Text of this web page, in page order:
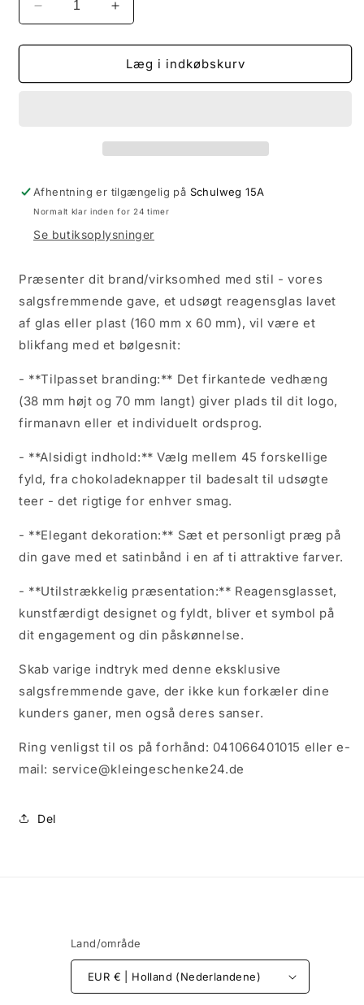
Reducer
antallet
for
af
Personlige
reagensglas
til
Øg
antallet
for
Kopi
af
Personlige
reagensglas
til
Læg i indkøbskurv
Afhentning er tilgængelig på Schulweg 15A
Normalt klar inden for 24 timer
Se butiksoplysninger
Præsenter dit brand/virksomhed med stil - vores
salgsfremmende gave, et udsøgt reagensglas lavet
af glas eller plast (160 mm x 60 mm), vil være et
blikfang med et bølgesnit:
- **Tilpasset branding:** Det firkantede vedhæng
(38 mm højt og 70 mm langt) giver plads til dit logo,
firmanavn eller et individuelt ordsprog.
- **Alsidigt indhold:** Vælg mellem 45 forskellige
fyld, fra chokoladeknapper til badesalt til udsøgte
teer - det rigtige for enhver smag.
- **Elegant dekoration:** Sæt et personligt præg på
din gave med et satinbånd i en af ​​ti attraktive farver.
- **Utilstrækkelig præsentation:** Reagensglasset,
kunstfærdigt designet og fyldt, bliver et symbol på
dit engagement og din påskønnelse.
Skab varige indtryk med denne eksklusive
salgsfremmende gave, der ikke kun forkæler dine
kunders ganer, men også deres sanser.
Ring venligst til os på forhånd: 041066401015 eller e-
mail: service@kleingeschenke24.de
Del
Land/område
EUR € | Holland (Nederlandene)